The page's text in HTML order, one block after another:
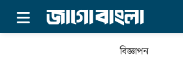
বিজ্ঞাপন